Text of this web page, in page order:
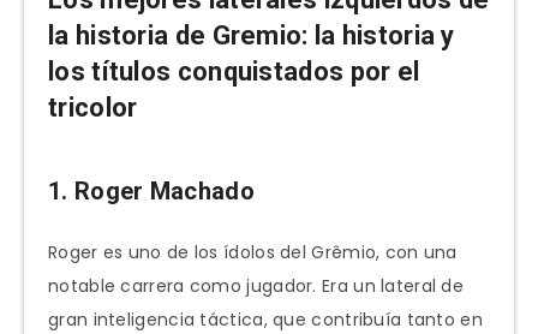
la historia de Gremio: la historia y
los títulos conquistados por el
tricolor
1. Roger Machado
Roger es uno de los ídolos del Grêmio, con una
notable carrera como jugador. Era un lateral de
gran inteligencia táctica, que contribuía tanto en